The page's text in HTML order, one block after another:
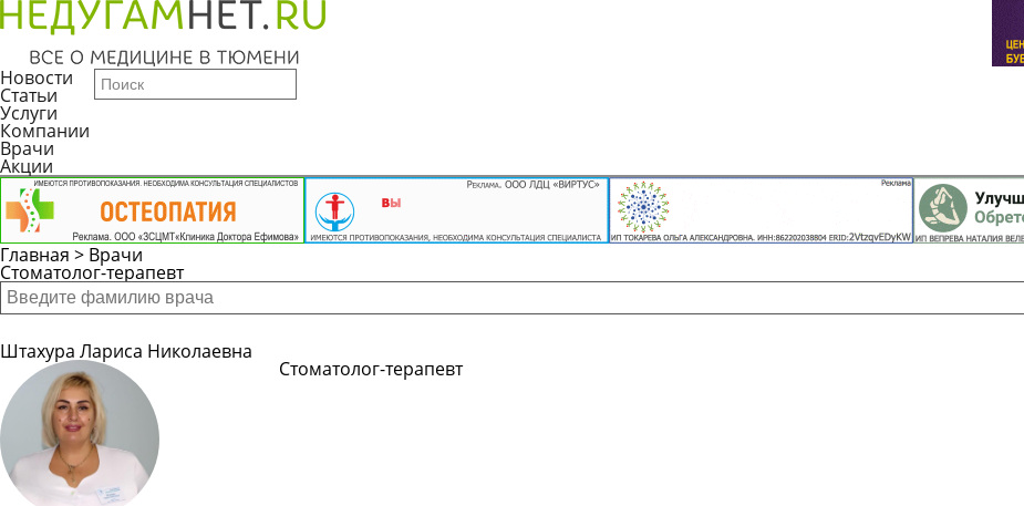
Новости
Статьи
Услуги
Компании
Врачи
Акции
Главная > Врачи
Стоматолог-терапевт
Штахура Лариса Николаевна
Стоматолог-терапевт